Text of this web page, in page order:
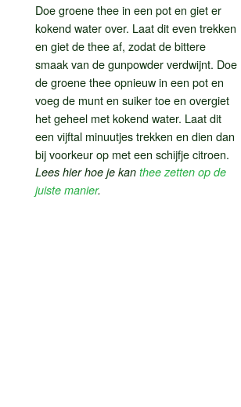
Doe groene thee in een pot en giet er
kokend water over. Laat dit even trekken
en giet de thee af, zodat de bittere
smaak van de gunpowder verdwijnt. Doe
de groene thee opnieuw in een pot en
voeg de munt en suiker toe en overgiet
het geheel met kokend water. Laat dit
een vijftal minuutjes trekken en dien dan
bij voorkeur op met een schijfje citroen.
Lees hier hoe je kan thee zetten op de
juiste manier.